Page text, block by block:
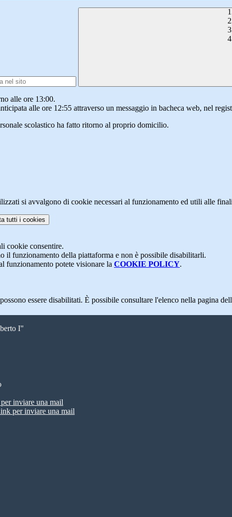
alle ore 13:00.
alle ore 12:55 attraverso un messaggio in bacheca web, nel
scolastico ha fatto ritorno al proprio domicilio.
si avvalgono di cookie necessari al funzionamento ed utili alle
tutti i cookies
cookie consentire.
il funzionamento della piattaforma e non è possibile disabilitarli.
funzionamento potete visionare la COOKIE POLICY.
essere disabilitati. È possibile consultare l'elenco nella pagina
I"
inviare una mail
per inviare una mail